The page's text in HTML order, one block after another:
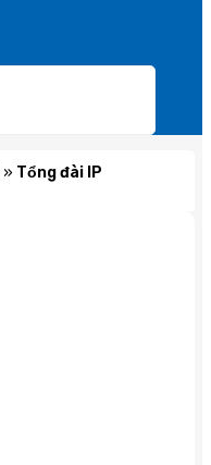
» Tổng đài IP